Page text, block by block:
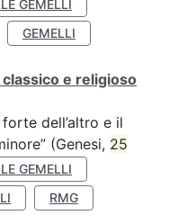
GEMELLI
GEMELLI
e religioso
dell’altro e il
(Genesi, 25
GEMELLI
RMG